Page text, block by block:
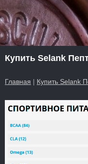
Купить Selank
Главная | Купить Selank